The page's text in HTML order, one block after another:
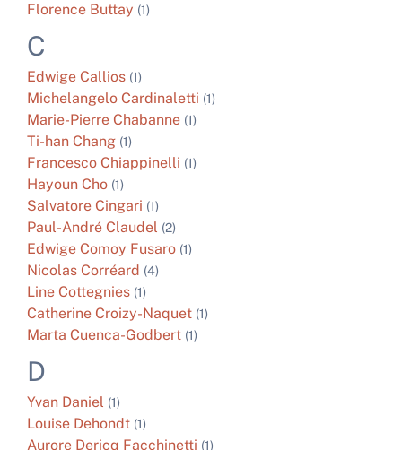
Florence Buttay (1)
C
Edwige Callios (1)
Michelangelo Cardinaletti (1)
Marie-Pierre Chabanne (1)
Ti-han Chang (1)
Francesco Chiappinelli (1)
Hayoun Cho (1)
Salvatore Cingari (1)
Paul-André Claudel (2)
Edwige Comoy Fusaro (1)
Nicolas Corréard (4)
Line Cottegnies (1)
Catherine Croizy-Naquet (1)
Marta Cuenca-Godbert (1)
D
Yvan Daniel (1)
Louise Dehondt (1)
Aurore Dericq Facchinetti (1)